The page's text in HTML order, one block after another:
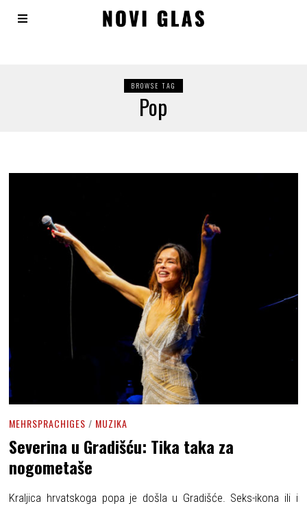
BROWSE TAG
Pop
MEHRSPRACHIGES / MUZIKA
Severina u Gradišću: Tika taka za
nogometaše
Kraljica hrvatskoga popa je došla u Gradišće. Seks-ikona ili i